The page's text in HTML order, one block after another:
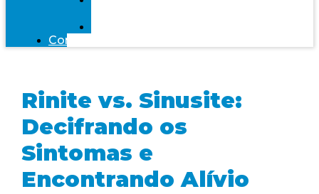
Contato
Rinite vs. Sinusite:
Decifrando os
Sintomas e
Encontrando Alívio